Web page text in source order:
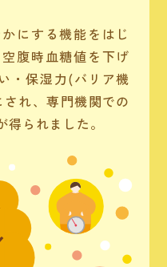
にする機能をはじ
腹時血糖値を下げ
・保湿力(バリア機
れ、専門機関での
られました。